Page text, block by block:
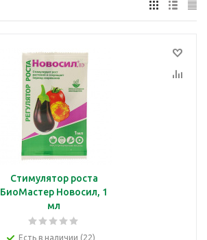
Стимулятор роста
БиоМастер Новосил, 1
мл
Есть в наличии (22)